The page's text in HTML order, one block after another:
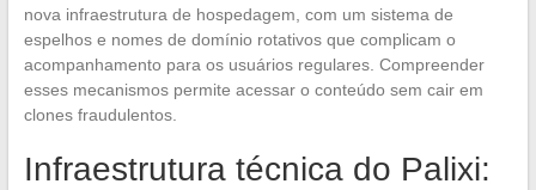
nova infraestrutura de hospedagem, com um sistema de
espelhos e nomes de domínio rotativos que complicam o
acompanhamento para os usuários regulares. Compreender
esses mecanismos permite acessar o conteúdo sem cair em
clones fraudulentos.
Infraestrutura técnica do Palixi: